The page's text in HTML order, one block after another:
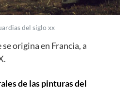
del siglo xx
origina en Francia, a
de las pinturas del